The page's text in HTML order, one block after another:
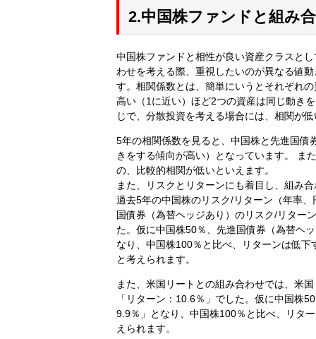
2.中国株ファンドと組み
中国株ファンドと相性が良い資産クラスと
わせを考える際、重視したいのが異なる値
す。相関係数とは、簡単にいうとそれぞれ
高い（1に近い）ほど2つの資産は同じ動き
じで、分散投資を考える場合には、相関が
5年の相関係数を見ると、中国株と先進国
きをする傾向が高い）となっています。 ま
の、比較的相関が低いといえます。
また、リスクとリターンにも着目し、組み
過去5年の中国株のリスク/リターン（年率
国債券（為替ヘッジあり）のリスク/リター
た。仮に中国株50％、先進国債券（為替ヘ
なり、中国株100％と比べ、リターンは低
と考えられます。
また、米国リートとの組み合わせでは、米
「リターン：10.6％」でした。仮に中国株
9.9％」となり、中国株100％と比べ、リタ
えられます。